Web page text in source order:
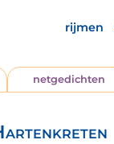
rijmen
netgedichten